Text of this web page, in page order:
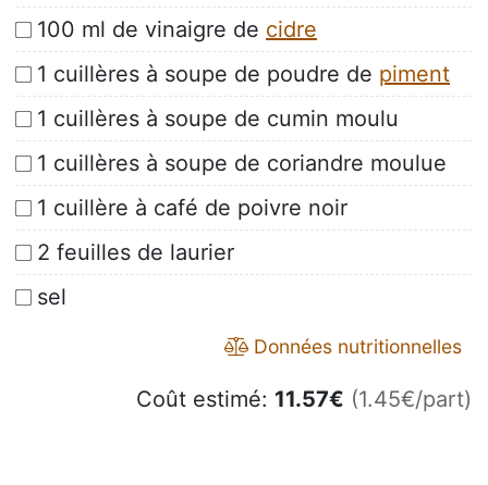
100 ml de vinaigre de cidre
1 cuillères à soupe de poudre de piment
1 cuillères à soupe de cumin moulu
1 cuillères à soupe de coriandre moulue
1 cuillère à café de poivre noir
2 feuilles de laurier
sel
Données nutritionnelles
Coût estimé: 11.57€ (1.45€/part)